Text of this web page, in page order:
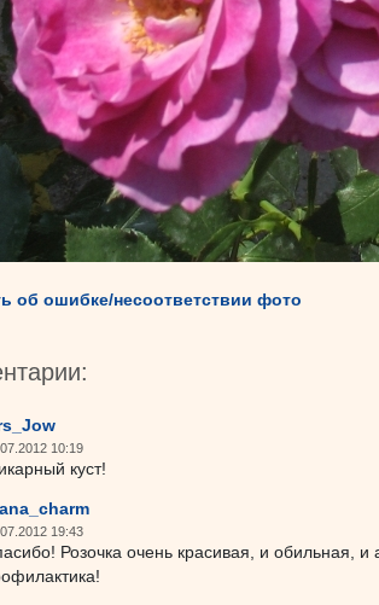
об ошибке/несоответствии фото
10:19
куст!
19:43
Розочка очень красивая, и обильная,